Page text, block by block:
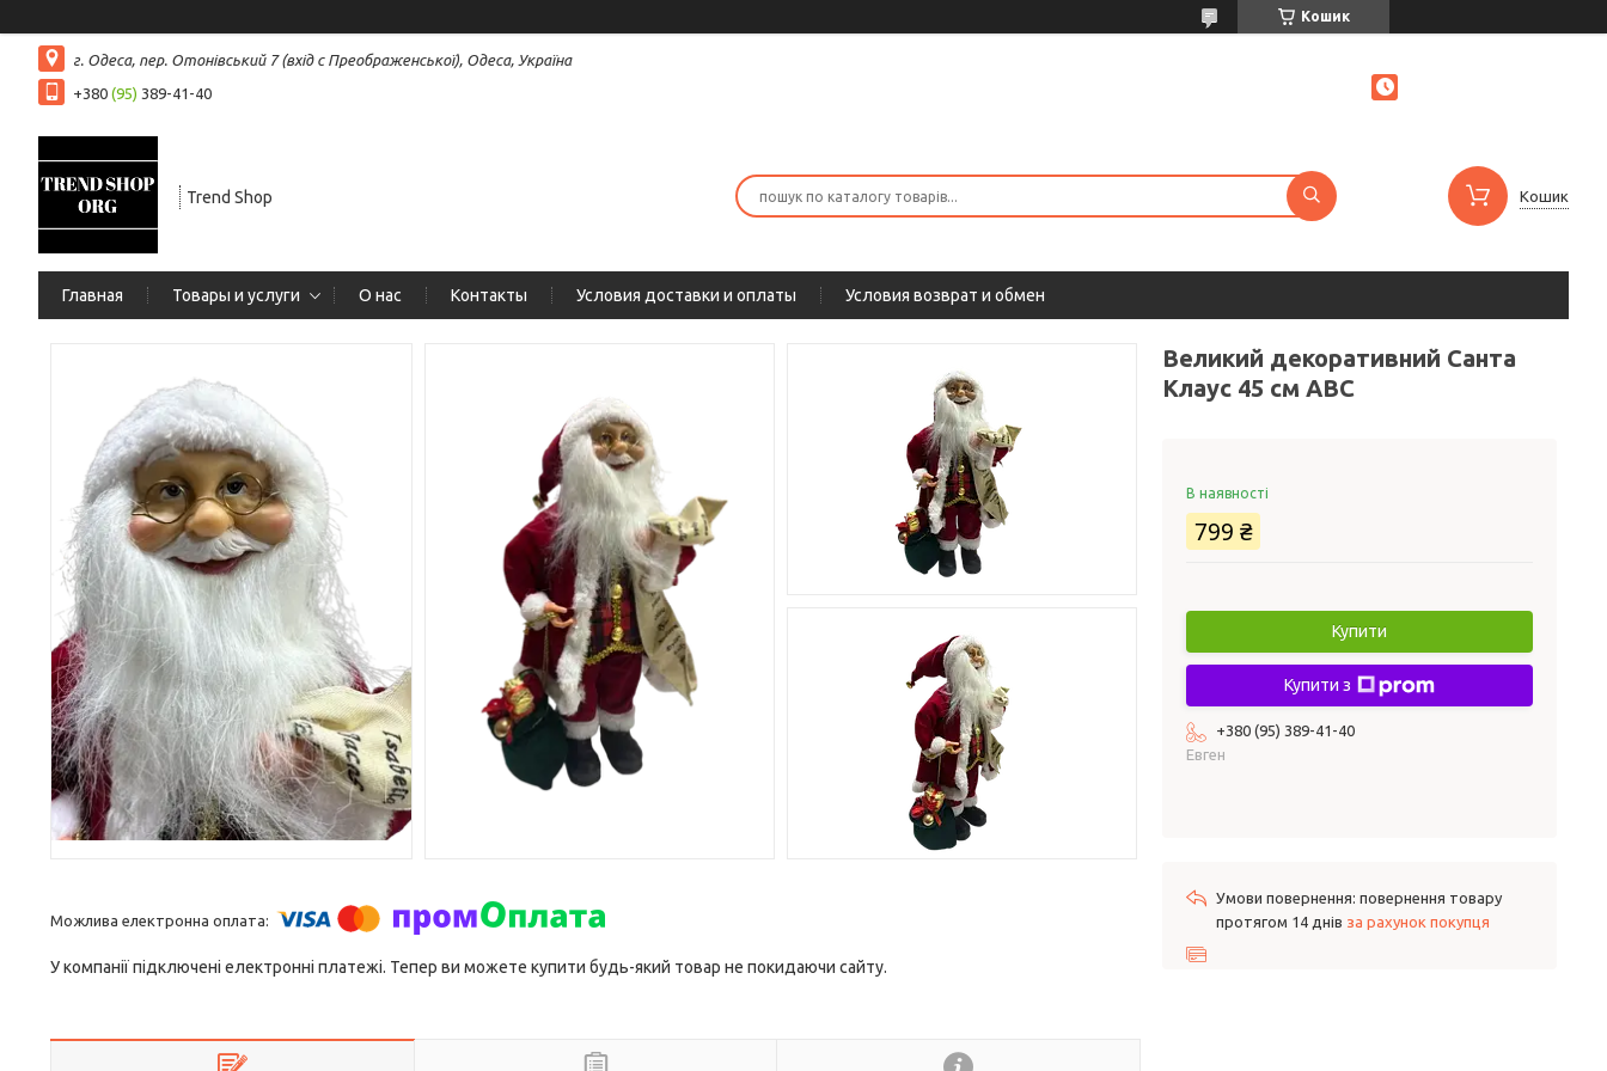
Кошик
г. Одеса, пер. Отонівський 7 (вхід с Преображенської), Одеса, Україна
+380 (95) 389-41-40
Trend Shop Кошик
Главная Товары и услуги О нас Контакты Условия доставки и оплаты Условия возврат и обмен
У компанії підключені електронні платежі. Тепер ви можете купити будь-який товар не покидаючи сайту.
Великий декоративний Санта
Клаус 45 см ABC
В наявності
799 ₴
Купити
Купити з
+380 (95) 389-41-40
Евген
повернення товару
протягом 14 днів за рахунок покупця